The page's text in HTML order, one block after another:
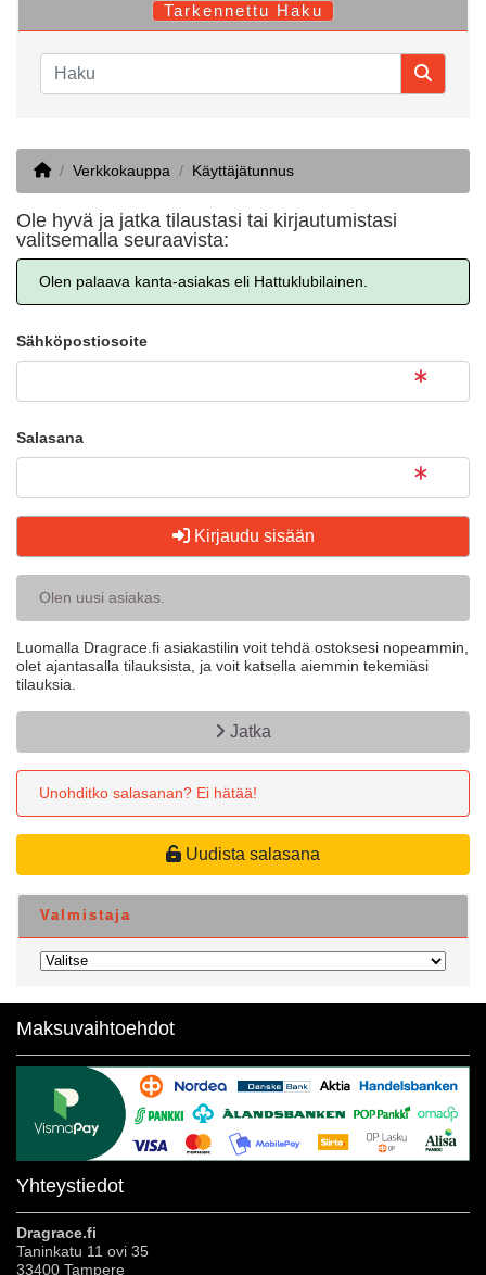
Tarkennettu Haku
HomeVerkkokauppa Käyttäjätunnus
Ole hyvä ja jatka tilaustasi tai kirjautumistasi
valitsemalla seuraavista:
Olen palaava kanta-asiakas eli Hattuklubilainen.
Sähköpostiosoite
Salasana
Kirjaudu sisään
Olen uusi asiakas.
Luomalla Dragrace.fi asiakastilin voit tehdä ostoksesi nopeammin,
olet ajantasalla tilauksista, ja voit katsella aiemmin tekemiäsi
tilauksia.
Jatka
Unohditko salasanan? Ei hätää!
Uudista salasana
Valmistaja
Maksuvaihtoehdot
Yhteystiedot
Dragrace.fi
Taninkatu 11 ovi 35
33400 Tampere